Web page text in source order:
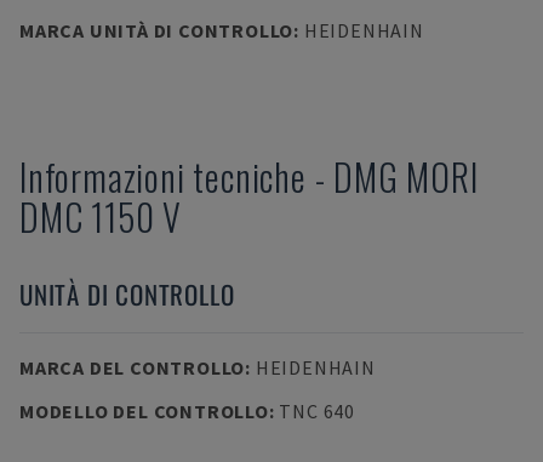
MARCA UNITÀ DI CONTROLLO: HEIDENHAIN
Informazioni tecniche - DMG MORI
DMC 1150 V
UNITÀ DI CONTROLLO
MARCA DEL CONTROLLO: HEIDENHAIN
MODELLO DEL CONTROLLO: TNC 640